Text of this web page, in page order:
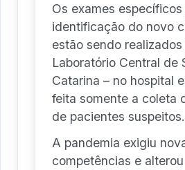
Os exames específicos
identificação do novo
estão sendo realizados
Laboratório Central de
Catarina – no hospital
feita somente a coleta
de pacientes suspeitos.
A pandemia exigiu
competências e